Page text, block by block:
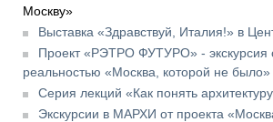
Москву»
Выставка «Здравствуй, Италия!» в
Проект «РЭТРО ФУТУРО» - экскурсия
реальностью «Москва, которой не было»
Серия лекций «Как понять
Экскурсии в МАРХИ от проекта